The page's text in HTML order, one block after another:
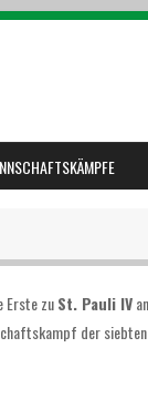
Erste zuSt. Pauli IV
der